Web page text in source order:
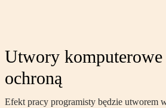
Utwory komputerowe
ochroną
Efekt pracy programisty będzie utworem